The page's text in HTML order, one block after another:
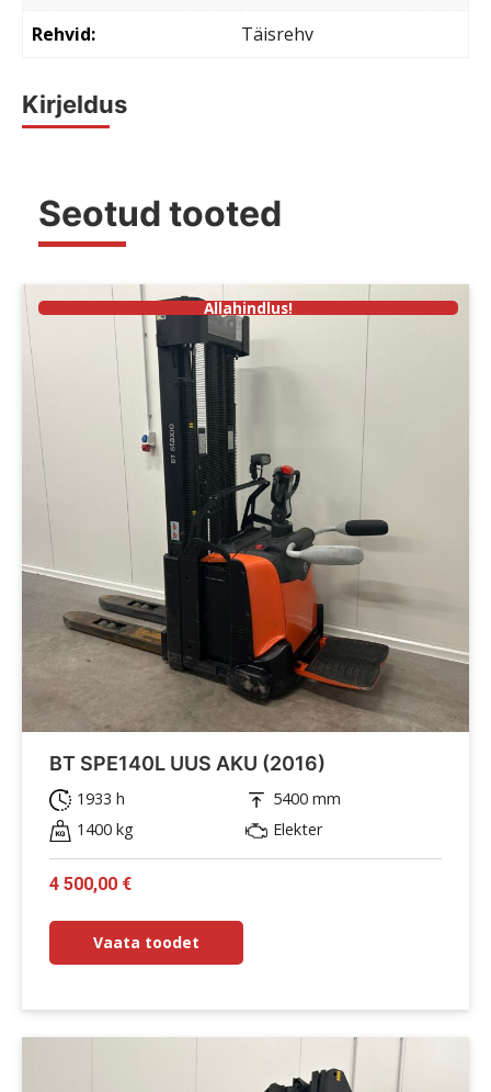
Rehvid
Täisrehv
Kirjeldus
Seotud tooted
Allahindlus!
BT SPE140L UUS AKU (2016)
1933 h
5400 mm
1400 kg
Elekter
Algne
5
4 500,00 €Current
is:
4
Vaata toodet